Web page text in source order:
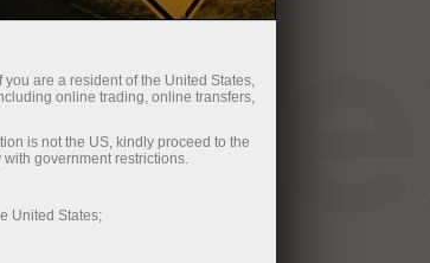
are a resident of the United States,
online trading, online transfers,
is not the US, kindly proceed to the
government restrictions.
United States;